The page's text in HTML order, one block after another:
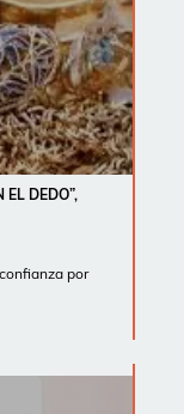
EL DEDO”,
por